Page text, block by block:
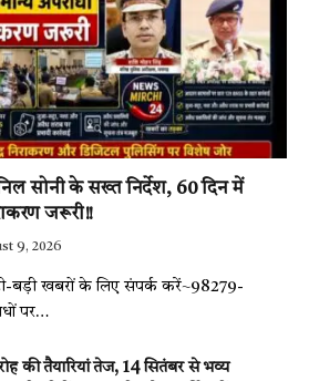
सोनी के सख्त निर्देश, 60 दिन में
जरूरी!!
9, 2026
बड़ी खबरों के लिए संपर्क करें~98279-
पर…
की तैयारियां तेज, 14 सितंबर से भव्य